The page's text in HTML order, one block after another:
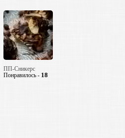
ПП-Сникерс
Понравилось - 18